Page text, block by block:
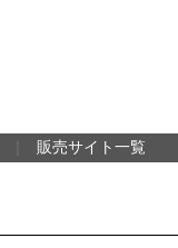
販売サイト一覧